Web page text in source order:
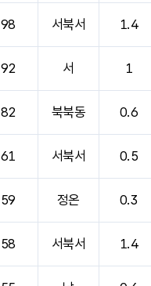
98 서북서 1.4
92 서 1
82 북북동 0.6
61 서북서 0.5
59 정온 0.3
58 서북서 1.4